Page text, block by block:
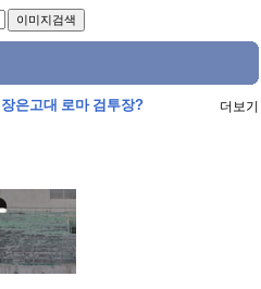
은고대 로마 검투장? 더보기